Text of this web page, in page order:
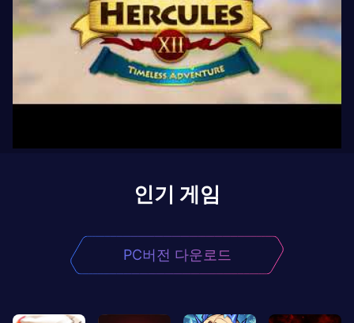
인기 게임
PC버전 다운로드